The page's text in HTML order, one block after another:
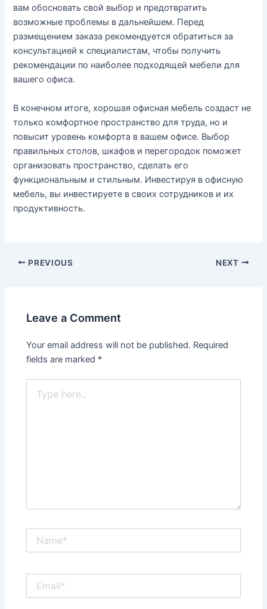
вам обосновать свой выбор и предотвратить
возможные проблемы в дальнейшем. Перед
размещением заказа рекомендуется обратиться за
консультацией к специалистам, чтобы получить
рекомендации по наиболее подходящей мебели для
вашего офиса.
В конечном итогe, хорошая офисная мебель создаст не
только комфортное пространство для труда, но и
повысит уровень комфорта в вашем офисе. Выбор
правильных столов, шкафов и перегородок поможет
организовать пространство, сделать его
функциональным и стильным. Инвестируя в офисную
мебель, вы инвестируете в своих сотрудников и их
продуктивность.
PREVIOUS NEXT
Leave a Comment
Your email address will not be published. Required
fields are marked *
here..